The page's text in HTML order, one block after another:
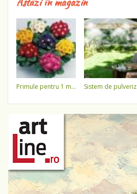
primule pentru 1 martie 3,5 lei / ghiveci !!!! sistem de pulverizare a apei